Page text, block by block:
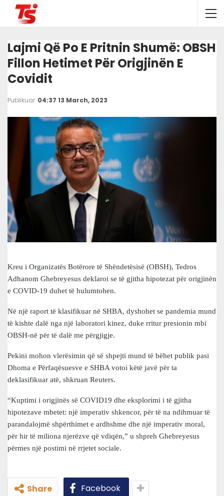
Lajmi Që Po E Pritnin Shumë: OBSH
Fillon Hetimet Për Origjinën E
Covidit
Publikuar 04:37 13 March, 2023
Kreu i Organizatës Botërore të Shëndetësisë (OBSH), Tedros
Adhanom Ghebreyesus deklaroi se të gjitha hipotezat për origjinën
e COVID-19 duhet të hulumtohen.
Në një raport të klasifikuar në SHBA, dyshohet se pandemia mund
të kishte dalë nga një laboratori kinez, duke rritur presionin mbi
OBSH-në për të dalë me përgjigje.
Pekini mohon vlerësimin që së shpejti mund të bëhet publik pasi
Dhoma e Përfaqësuesve e SHBA votoi këtë javë për ta
deklasifikuar atë, shkruan Reuters.
“Kuptimi i origjinës së COVID19 dhe eksplorimi i të gjitha
hipotezave mbetet: një imperativ shkencor, për të na ndihmuar të
parandalojmë shpërthimet e ardhshme dhe një imperativ moral,
për hir të miliona njerëzve që vdiqën,” u shpreh Ghebreyesus
përmes një postimi në rrjetet sociale.
Share Facebook